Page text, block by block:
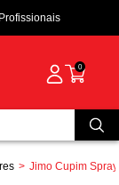
0
Jimo Cupim